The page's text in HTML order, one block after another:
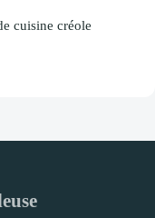
cuisine créole